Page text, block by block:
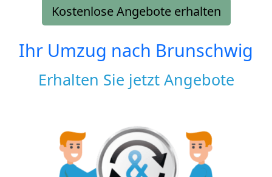
Kostenlose Angebote erhalten
Ihr Umzug nach Brunschwig
Erhalten Sie jetzt Angebote